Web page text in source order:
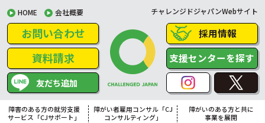
HOME 会社概要 チャレンジドジャパンWebサイト
お問い合わせ
資料請求
友だち追加
採用情報
支援センターを探す
障害のある方の就労支援
サービス「CJサポート」
障がい者雇用コンサル「CJ
コンサルティング」
障がいのある方と共に
事業を展開